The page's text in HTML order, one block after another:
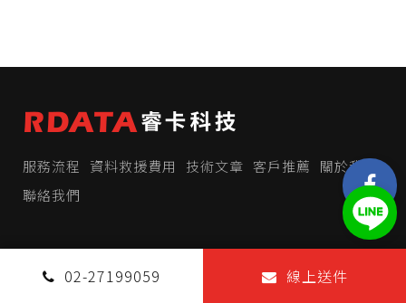
服務流程 資料救援費用 技術文章 客戶推薦
關於我們
聯絡我們
02-27199059 線上送件